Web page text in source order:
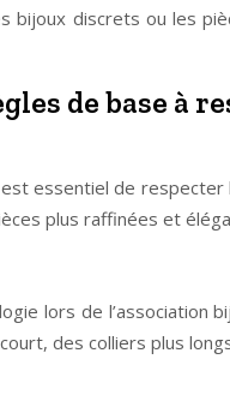
bijoux discrets ou les
de base à
essentiel de
plus raffinées et
lors de l’association
des colliers plus